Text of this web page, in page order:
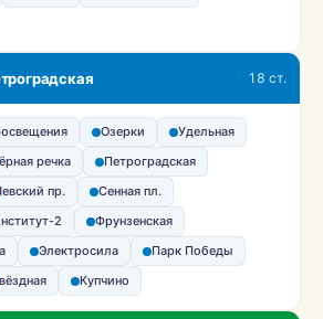
18 ст.
Озерки
Удельная
речка
Петроградская
пр.
Сенная пл.
2
Фрунзенская
Электросила
Парк Победы
Купчино